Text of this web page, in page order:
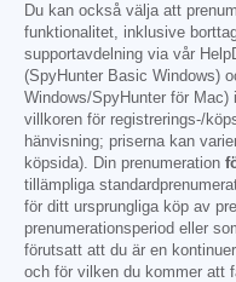
Du kan också välja att
funktionalitet, inklusive
supportavdelning via vår
(SpyHunter Basic Windows)
Windows/SpyHunter för Mac)
villkoren för registrerings-/
hänvisning; priserna kan
köpsida). Din prenumeration
tillämpliga
för ditt ursprungliga köp av
prenumerationsperiod eller
förutsatt att du är en
och för vilken du kommer att